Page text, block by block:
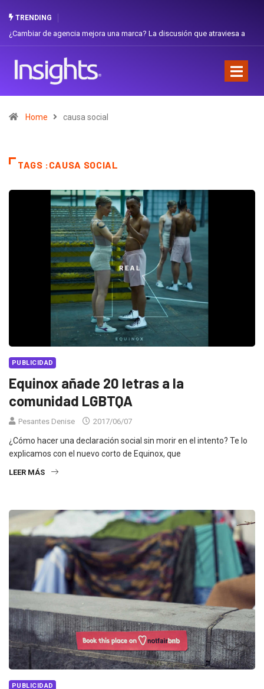
TRENDING
de agencia mejora una marca? La discusión que atraviesa a
Gabriela
Home causa social
TAGS :CAUSA SOCIAL
PUBLICIDAD
Equinox añade 20 letras a la
comunidad LGBTQA
Pesantes Denise 2017/06/07
¿Cómo hacer una declaración social sin morir en el intento? Te lo
explicamos con el nuevo corto de Equinox, que
LEER MÁS
PUBLICIDAD